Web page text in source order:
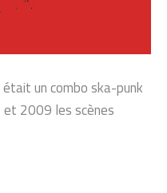
un combo ska-punk
2009 les scènes